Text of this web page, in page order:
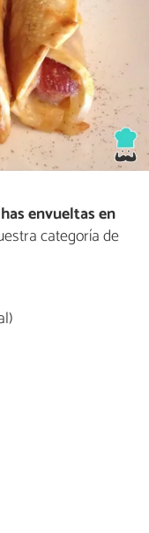
envueltas en
categoría de